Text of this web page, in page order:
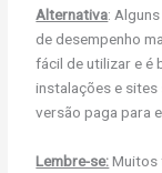
Alternativa:
de desempenho
fácil de utilizar e é
instalações e
versão paga para
Lembre-se:Muitos